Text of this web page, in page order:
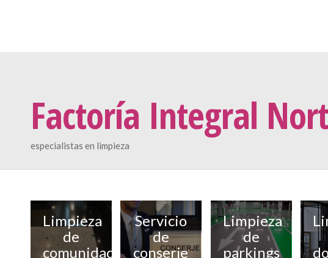
Factoría Integral
especialistas en limpieza
Limpieza
de
comunidades
Servicio
de
conserje
Limpieza
de
parkings